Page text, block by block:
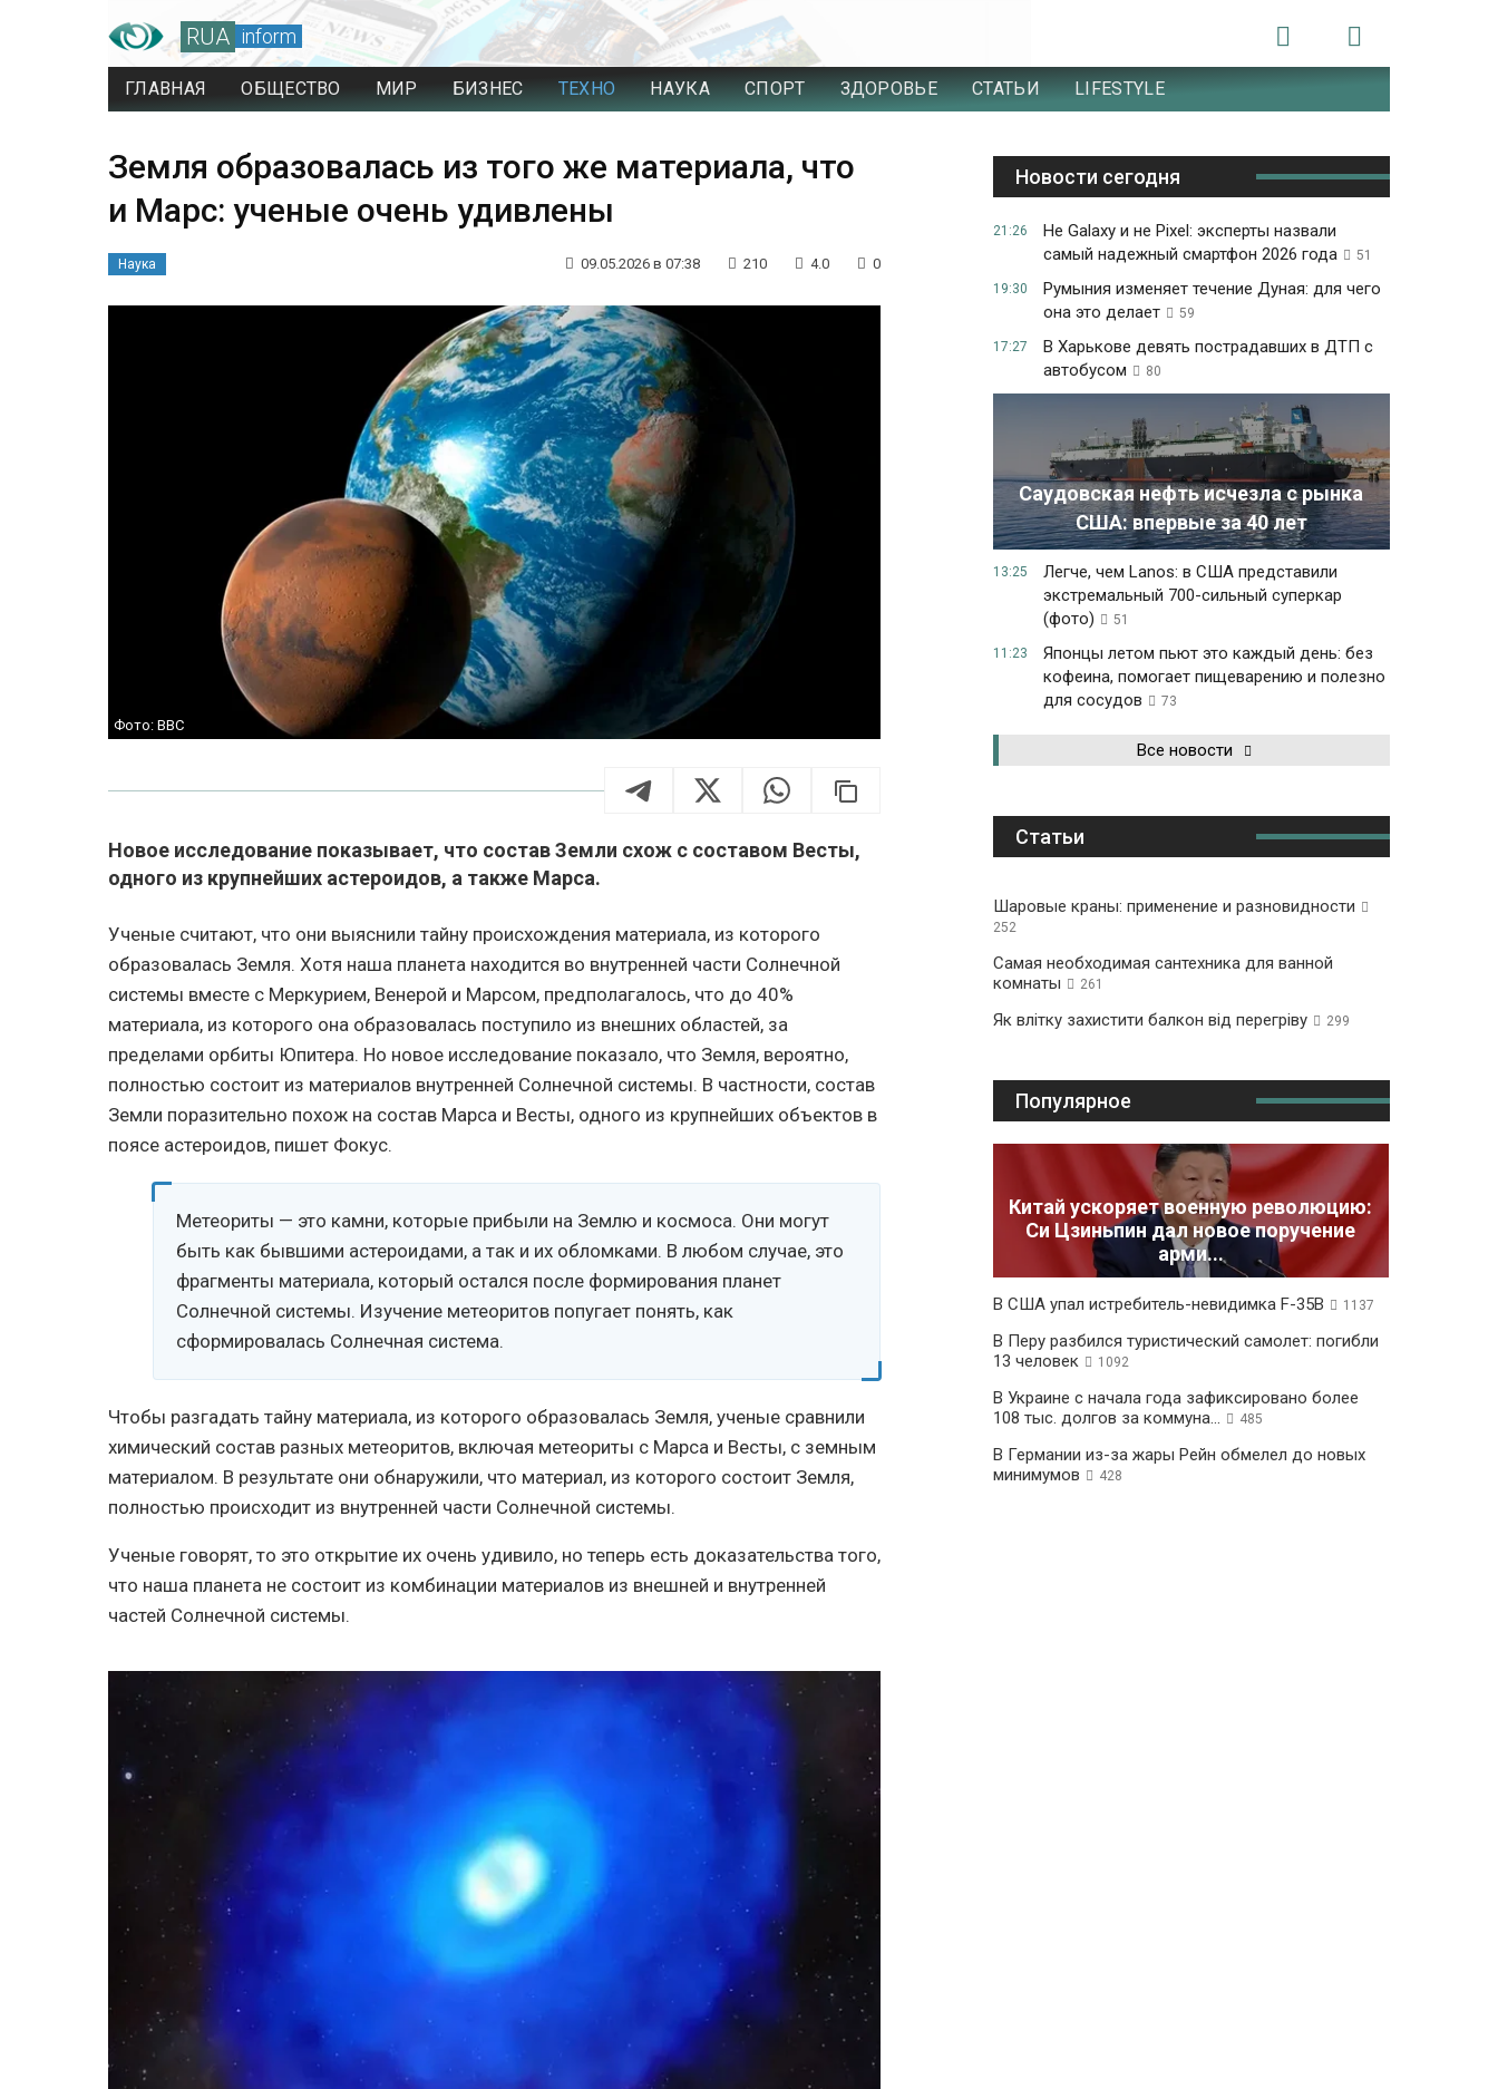
RUA inform
ГЛАВНАЯ ОБЩЕСТВО МИР БИЗНЕС ТЕХНО НАУКА СПОРТ ЗДОРОВЬЕ СТАТЬИ LIFESTYLE
Земля образовалась из того же материала, что
и Марс: ученые очень удивлены
Наука 09.05.2026 в 07:38 210 4.0 0
Фото: BBC
Новое исследование показывает, что состав Земли схож с составом Весты,
одного из крупнейших астероидов, а также Марса.
Ученые считают, что они выяснили тайну происхождения материала, из которого
образовалась Земля. Хотя наша планета находится во внутренней части Солнечной
системы вместе с Меркурием, Венерой и Марсом, предполагалось, что до 40%
материала, из которого она образовалась поступило из внешних областей, за
пределами орбиты Юпитера. Но новое исследование показало, что Земля, вероятно,
полностью состоит из материалов внутренней Солнечной системы. В частности, состав
Земли поразительно похож на состав Марса и Весты, одного из крупнейших объектов в
поясе астероидов, пишет Фокус.
Метеориты — это камни, которые прибыли на Землю и космоса. Они могут
быть как бывшими астероидами, а так и их обломками. В любом случае, это
фрагменты материала, который остался после формирования планет
Солнечной системы. Изучение метеоритов попугает понять, как
сформировалась Солнечная система.
Чтобы разгадать тайну материала, из которого образовалась Земля, ученые сравнили
химический состав разных метеоритов, включая метеориты с Марса и Весты, с земным
материалом. В результате они обнаружили, что материал, из которого состоит Земля,
полностью происходит из внутренней части Солнечной системы.
Ученые говорят, то это открытие их очень удивило, но теперь есть доказательства того,
что наша планета не состоит из комбинации материалов из внешней и внутренней
частей Солнечной системы.
Новости сегодня
21:26
Не Galaxy и не Pixel: эксперты назвали
самый надежный смартфон 2026 года
51
19:30
Румыния изменяет течение Дуная: для чего
она это делает
59
17:27
В Харькове девять пострадавших в ДТП с
автобусом
80
Саудовская нефть исчезла с рынка
США: впервые за 40 лет
13:25
Легче, чем Lanos: в США представили
экстремальный 700-сильный суперкар
(фото)
51
11:23
Японцы летом пьют это каждый день: без
кофеина, помогает пищеварению и полезно
для сосудов
73
Все новости
Статьи
Шаровые краны: применение и разновидности
252
Самая необходимая сантехника для ванной
комнаты
261
Як влітку захистити балкон від перегріву 299
Популярное
Китай ускоряет военную революцию:
Си Цзиньпин дал новое поручение
арми...
В США упал истребитель-невидимка F-35B 1137
В Перу разбился туристический самолет: погибли
13 человек
1092
В Украине с начала года зафиксировано более
108 тыс. долгов за коммуна...
485
В Германии из-за жары Рейн обмелел до новых
минимумов
428